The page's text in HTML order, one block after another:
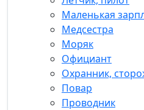
Маленькая
Медсестра
Моряк
Официант
Охранник,
Повар
Проводник